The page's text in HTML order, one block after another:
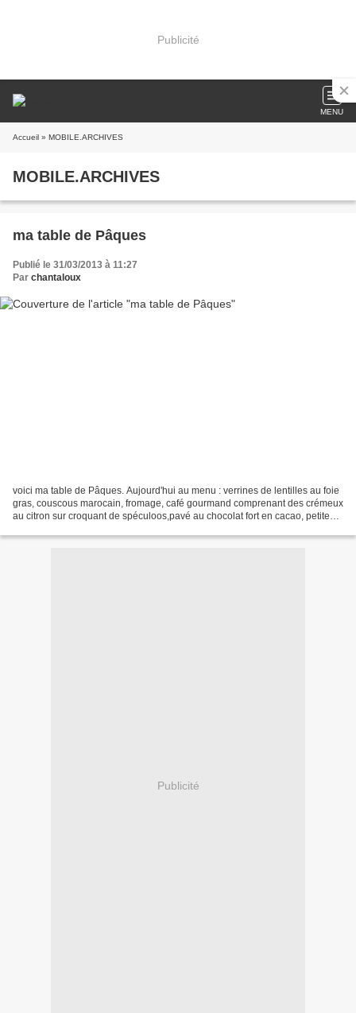
Publicité
MENU
Accueil » MOBILE.ARCHIVES
MOBILE.ARCHIVES
ma table de Pâques
Publié le 31/03/2013 à 11:27
Par chantaloux
voici ma table de Pâques. Aujourd'hui au menu : verrines de lentilles au foie
gras, couscous marocain, fromage, café gourmand comprenant des crémeux
au citron sur croquant de spéculoos,pavé au chocolat fort en cacao, petites
Publicité